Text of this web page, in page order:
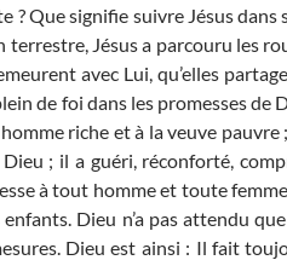
Que signifie suivre Jésus dans
Jésus a parcouru les
avec Lui, qu’elles
de foi dans les promesses de
riche et à la veuve pauvre
; il a guéri, réconforté,
à tout homme et toute
Dieu n’a pas attendu
Dieu est ainsi : Il fait